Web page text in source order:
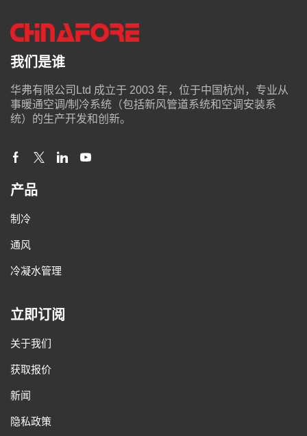
我们是谁
华弗有限公司Ltd 成立于 2003 年，位于中国杭州，专业从
事暖通空调/制冷系统（包括新风管道系统和空调安装系
统）的生产开发和创新。
产品
制冷
通风
冷凝水管理
立即订阅
关于我们
获取报价
新闻
隐私政策